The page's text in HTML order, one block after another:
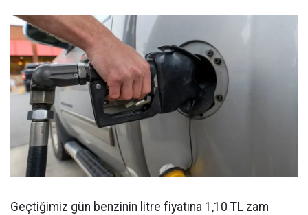
Geçtiğimiz gün benzinin litre fiyatına 1,10 TL zam